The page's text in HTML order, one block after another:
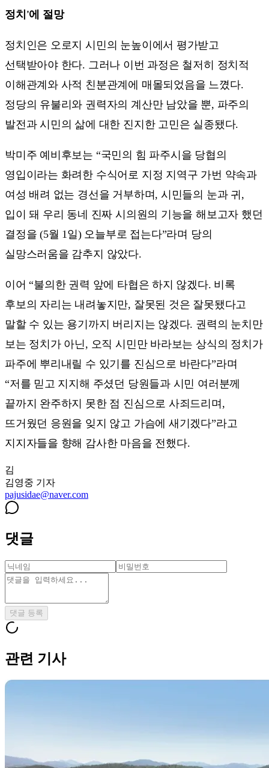
정치'에 절망
정치인은 오로지 시민의 눈높이에서 평가받고
선택받아야 한다. 그러나 이번 과정은 철저히 정치적
이해관계와 사적 친분관계에 매몰되었음을 느꼈다.
정당의 유불리와 권력자의 계산만 남았을 뿐, 파주의
발전과 시민의 삶에 대한 진지한 고민은 실종됐다.
박미주 예비후보는 “국민의 힘 파주시을 당협의
영입이라는 화려한 수식어로 지정 지역구 가번 약속과
여성 배려 없는 경선을 거부하며, 시민들의 눈과 귀,
입이 돼 우리 동네 진짜 시의원의 기능을 해보고자 했던
결정을 (5월 1일) 오늘부로 접는다”라며 당의
실망스러움을 감추지 않았다.
이어 “불의한 권력 앞에 타협은 하지 않겠다. 비록
후보의 자리는 내려놓지만, 잘못된 것은 잘못됐다고
말할 수 있는 용기까지 버리지는 않겠다. 권력의 눈치만
보는 정치가 아닌, 오직 시민만 바라보는 상식의 정치가
파주에 뿌리내릴 수 있기를 진심으로 바란다”라며
“저를 믿고 지지해 주셨던 당원들과 시민 여러분께
끝까지 완주하지 못한 점 진심으로 사죄드리며,
뜨거웠던 응원을 잊지 않고 가슴에 새기겠다”라고
지지자들을 향해 감사한 마음을 전했다.
김
김영중 기자
pajusidae@naver.com
댓글
댓글 등록
관련 기사